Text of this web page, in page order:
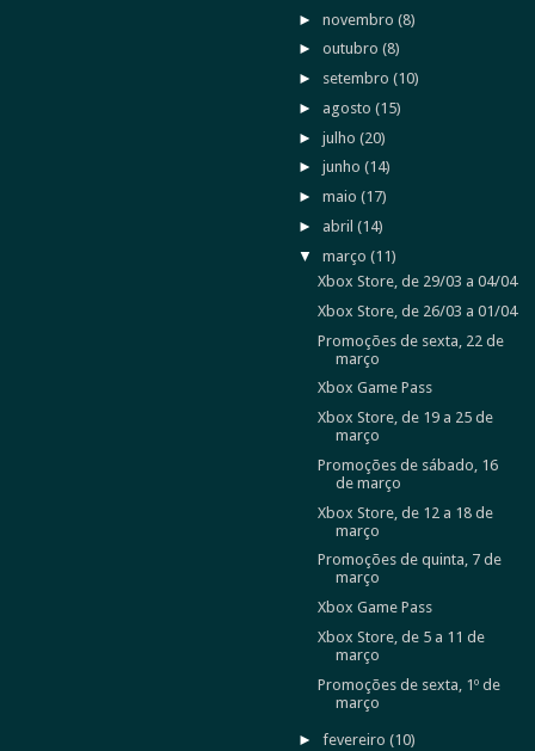
►novembro(8)
►outubro(8)
► setembro(10)
► agosto(15)
►julho(20)
►junho(14)
►maio(17)
► abril(14)
▼março(11)
Xbox Store, de 29/03 a 04/04
Xbox Store, de 26/03 a 01/04
Promoções de sexta, 22 de
março
Xbox Game Pass
Xbox Store, de 19 a 25 de
março
Promoções de sábado, 16
de março
Xbox Store, de 12 a 18 de
março
Promoções de quinta, 7 de
março
Xbox Game Pass
Xbox Store, de 5 a 11 de
março
Promoções de sexta, 1º de
março
►fevereiro(10)